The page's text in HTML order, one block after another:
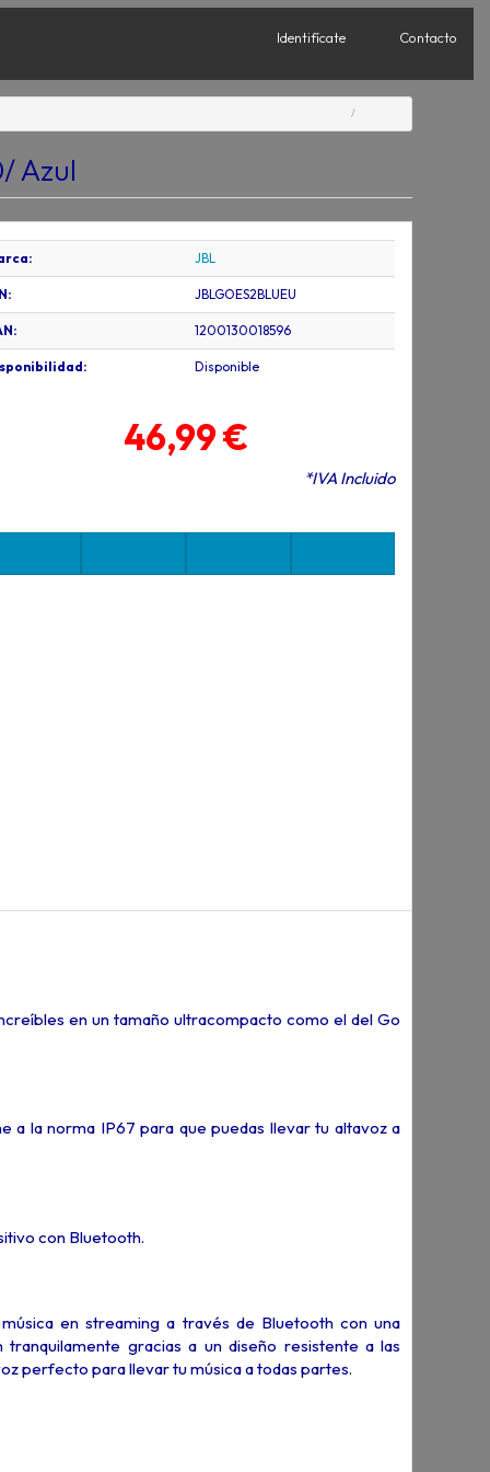
Identifícate Contacto
Azul
JBL
JBLGOES2BLUEU
1200130018596
Disponible
46,99 €
*IVA Incluido
en un tamaño ultracompacto como el del Go
a la norma IP67 para que puedas llevar tu altavoz a
con Bluetooth.
en streaming a través de Bluetooth con una
gracias a un diseño resistente a las
perfecto para llevar tu música a todas partes.